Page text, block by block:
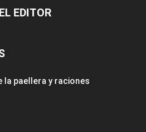
EDITOR
la paellera y raciones